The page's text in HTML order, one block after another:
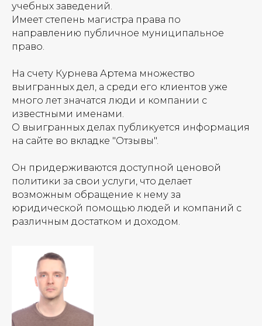
учебных заведений.
Имеет степень магистра права по
направлению публичное муниципальное
право.
На счету Курнева Артема множество
выигранных дел, а среди его клиентов уже
много лет значатся люди и компании с
известными именами.
О выигранных делах публикуется информация
на сайте во вкладке "Отзывы".
Он придерживаются доступной ценовой
политики за свои услуги, что делает
возможным обращение к нему за
юридической помощью людей и компаний с
различным достатком и доходом.